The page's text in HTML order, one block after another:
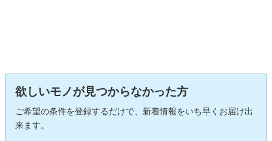
欲しいモノが見つからなかった方
ご希望の条件を登録するだけで、新着情報をいち早くお届け出
来ます。